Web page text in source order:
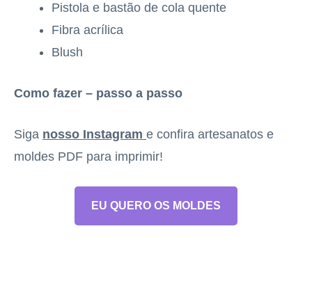
Pistola e bastão de cola quente
Fibra acrílica
Blush
Como fazer – passo a passo
Siga nosso Instagram e confira artesanatos e
moldes PDF para imprimir!
EU QUERO OS MOLDES